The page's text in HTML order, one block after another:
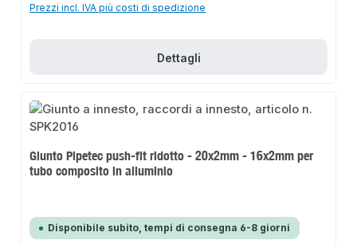
Prezzi incl. IVA più costi di spedizione
Dettagli
Giunto Pipetec push-fit ridotto - 20x2mm - 16x2mm per
tubo composito in alluminio
Disponibile subito, tempi di consegna 6-8 giorni